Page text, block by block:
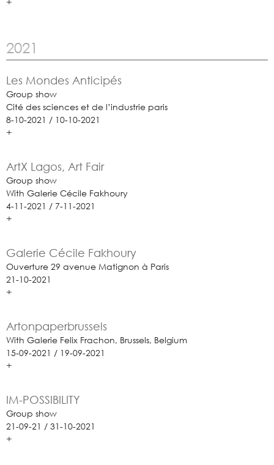
2021
Les Mondes Anticipés
Group show
Cité des sciences et de l’industrie paris
8-10-2021 / 10-10-2021
+
ArtX Lagos, Art Fair
Group show
With Galerie Cécile Fakhoury
4-11-2021 / 7-11-2021
+
Galerie Cécile Fakhoury
Ouverture 29 avenue Matignon à Paris
21-10-2021
+
Artonpaperbrussels
With Galerie Felix Frachon, Brussels, Belgium
15-09-2021 / 19-09-2021
+
IM-POSSIBILITY
Group show
21-09-21 / 31-10-2021
+